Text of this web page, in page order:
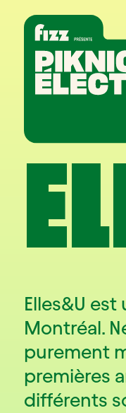
Accueil
Elles&U
Montréal.
purement
premières
différents